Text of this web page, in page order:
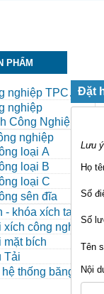
PHẨM
nghiệp TPC
nghiệp
Công Nghiệp -
Cong Nghiep
nghiệp
loại A
loại B
loại C
sên đĩa
- khóa xích tai eo
công nghiệp
xích công nghiệp
mặt bích
Tải
thống băng tải
Đặt
Lưu
Họ
Số
Số
Tên
Nội